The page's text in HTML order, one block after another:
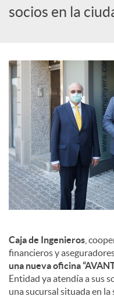
c
i
a
l
e
s
socios en la
Caja de Ingenieros ,
financieros y
una nueva oficina
Entidad ya atendía a sus
una sucursal situada en